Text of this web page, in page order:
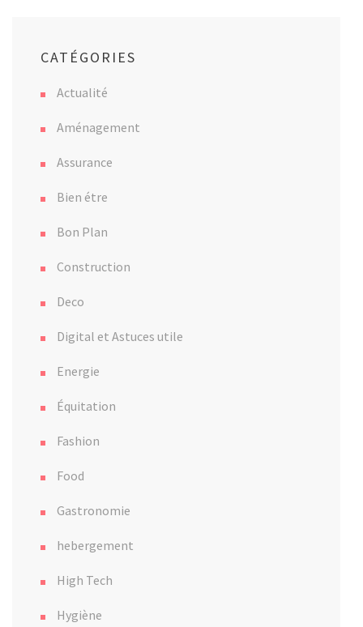
CATÉGORIES
Actualité
Aménagement
Assurance
Bien étre
Bon Plan
Construction
Deco
Digital et Astuces utile
Energie
Équitation
Fashion
Food
Gastronomie
hebergement
High Tech
Hygiène